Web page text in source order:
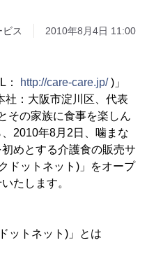
ビス 2010年8月4日 11:00
： http://care-care.jp/)」
社：大阪市淀川区、代表
その家族に食事を楽しん
2010年8月2日、噛まな
めとする介護食の販売サ
ドットネット)」をオープ
たします。
ットネット)」とは